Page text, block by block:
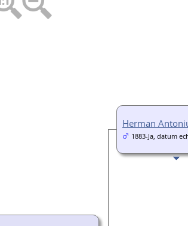
Herman
1883-Ja, datum